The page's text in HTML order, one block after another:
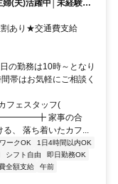
婦(夫)活躍中│未経験
あり★交通費支給
の勤務は10時～となり
帯はお気軽にご相談く
フェスタッフ(ゝ
家事の合
、 落ち着いたカフ...
ークOK
1日4時間以内OK
シフト自由
即日勤務OK
全額支給
午前